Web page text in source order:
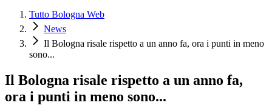
Tutto Bologna Web
News
Il Bologna risale rispetto a un anno fa, ora i punti in meno
sono...
Il Bologna risale rispetto a un anno fa,
ora i punti in meno sono...